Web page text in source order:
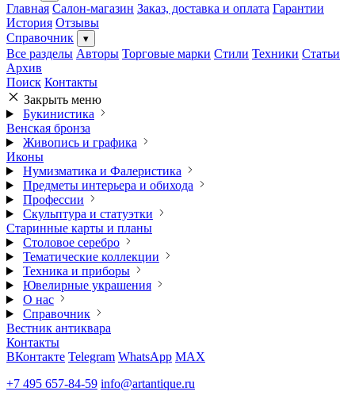
Главная Салон-магазин Заказ, доставка и оплата Гарантии
История Отзывы
Справочник
▾
Все разделы Авторы Торговые марки Стили Техники Статьи
Архив
Поиск Контакты
Закрыть меню
Букинистика
Венская бронза
Живопись и графика
Иконы
Нумизматика и Фалеристика
Предметы интерьера и обихода
Профессии
Скульптура и статуэтки
Старинные карты и планы
Столовое серебро
Тематические коллекции
Техника и приборы
Ювелирные украшения
О нас
Справочник
Вестник антиквара
Контакты
ВКонтакте Telegram WhatsApp MAX
+7 495 657-84-59 info@artantique.ru